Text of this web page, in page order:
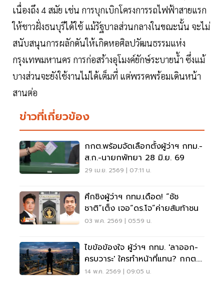
เนื่องถึง 4 สมัย เช่น การบุกเบิกโครงการรถไฟฟ้าสายแรก
ให้ชาวฝั่งธนบุรีได้ใช้ แม้รัฐบาลส่วนกลางในขณะนั้น จะไม่
สนับสนุนการผลักดันให้เกิดหอศิลปวัฒนธรรมแห่ง
กรุงเทพมหานคร การก่อสร้างอุโมงค์ยักษ์ระบายน้ำ ซึ่งแม้
บางส่วนจะยังใช้งานไม่ได้เต็มที่ แต่พรรคพร้อมเดินหน้า
สานต่อ
ข่าวที่เกี่ยวข้อง
กกต.พร้อมจัดเลือกตั้งผู้ว่าฯ กทม.-
ส.ก.-นายกพัทยา 28 มิ.ย. 69
29 เม.ย. 2569 | 07:11 น.
ศึกชิงผู้ว่าฯ กทม.เดือด! “ชัช
ชาติ”เต็ง เจอ“ดร.โจ”ค่ายส้มท้าชน
03 พ.ค. 2569 | 05:59 น.
ไขข้อข้องใจ ผู้ว่าฯ กทม. 'ลาออก-
ครบวาระ' ใครทำหน้าที่แทน? กกต.มี
คำตอบ
14 พ.ค. 2569 | 09:05 น.